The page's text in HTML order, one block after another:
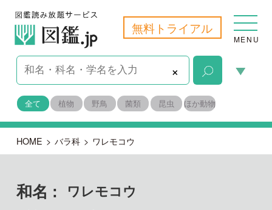
無料トライアル
MENU
×
全て 植物 野鳥 菌類 昆虫 ほか動物
別名：
学名：